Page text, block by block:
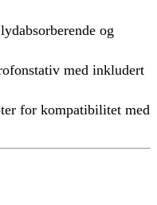
og
med inkludert
for kompatibilitet med